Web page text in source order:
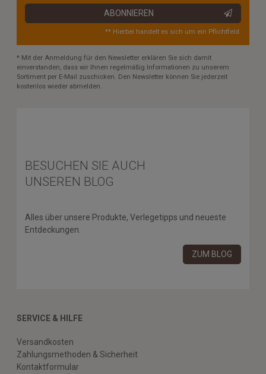
ABONNIEREN
** Hierbei handelt es sich um ein Pflichtfeld.
* Mit der Anmeldung für den Newsletter erklären Sie sich damit
einverstanden, dass wir Ihnen regelmäßig Informationen zu unserem
Sortiment per E-Mail zuschicken. Den Newsletter können Sie jederzeit
kostenlos wieder abmelden.
BESUCHEN SIE AUCH
UNSEREN BLOG
Alles über unsere Produkte, Verlegetipps und neueste
Entdeckungen.
ZUM BLOG
SERVICE & HILFE
Versandkosten
Zahlungsmethoden & Sicherheit
Kontaktformular